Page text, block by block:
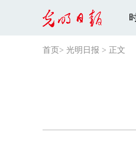
首页 > 光明日报 > 正文